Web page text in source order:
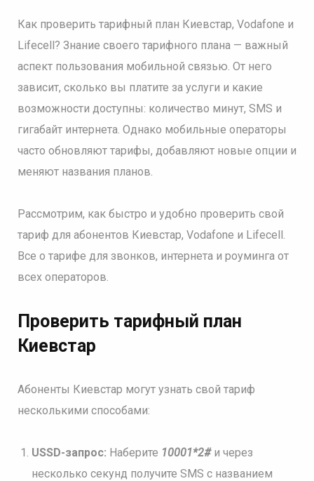
Как проверить тарифный план Киевстар, Vodafone и
Lifecell? Знание своего тарифного плана — важный
аспект пользования мобильной связью. От него
зависит, сколько вы платите за услуги и какие
возможности доступны: количество минут, SMS и
гигабайт интернета. Однако мобильные операторы
часто обновляют тарифы, добавляют новые опции и
меняют названия планов.
Рассмотрим, как быстро и удобно проверить свой
тариф для абонентов Киевстар, Vodafone и Lifecell.
Все о тарифе для звонков, интернета и роуминга от
всех операторов.
Проверить тарифный план
Киевстар
Абоненты Киевстар могут узнать свой тариф
несколькими способами:
USSD-запрос: Наберите 10001*2#и через
несколько секунд получите SMS с названием